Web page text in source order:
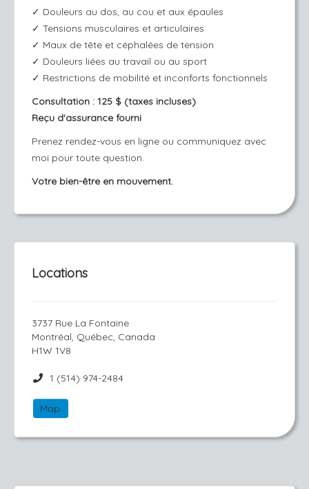
✓ Douleurs au dos, au cou et aux épaules
✓ Tensions musculaires et articulaires
✓ Maux de tête et céphalées de tension
✓ Douleurs liées au travail ou au sport
✓ Restrictions de mobilité et inconforts fonctionnels
Consultation : 125 $ (taxes incluses)
Reçu d'assurance fourni
Prenez rendez-vous en ligne ou communiquez avec
moi pour toute question.
Votre bien-être en mouvement.
Locations
3737 Rue La Fontaine
Montréal, Québec, Canada
H1W 1V8
1 (514) 974-2484
Map